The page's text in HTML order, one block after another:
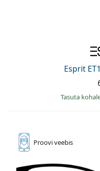
Esprit
Tasuta
Prooviveebis